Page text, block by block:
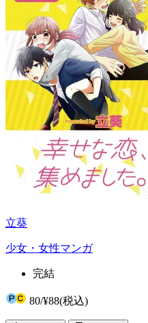
立葵
少女・女性マンガ
完結
80/¥88(税込)